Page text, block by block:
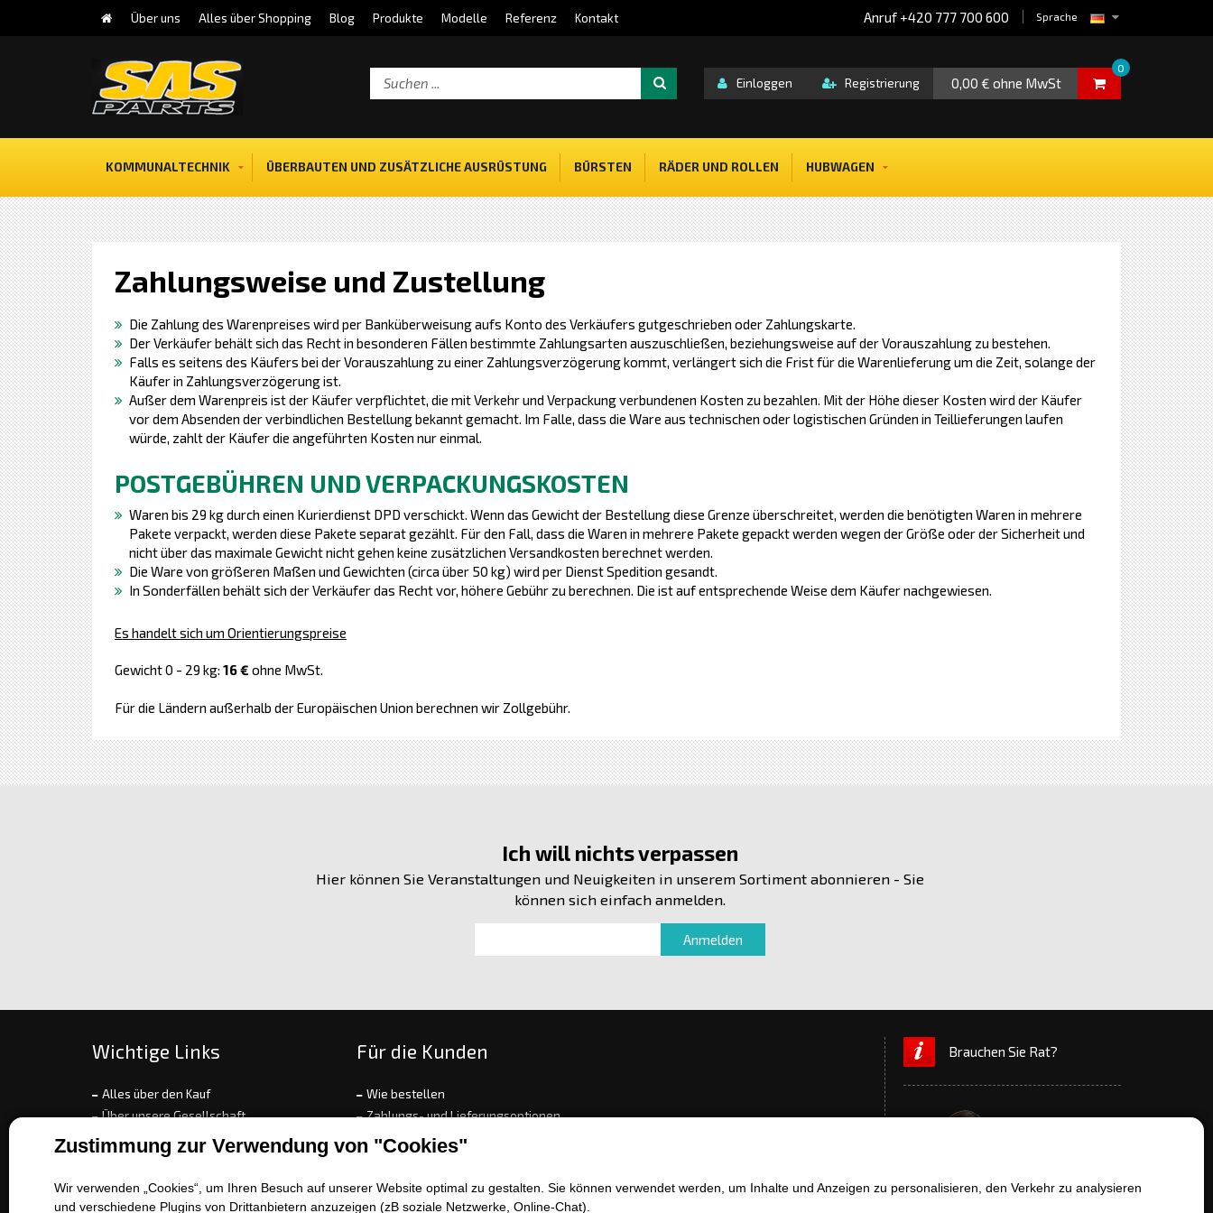
Zustimmung zur Verwendung von "Cookies"
Wir verwenden „Cookies“, um Ihren Besuch auf unserer Website optimal zu gestalten. Sie können verwendet werden, um Inhalte und Anzeigen zu personalisieren, den Verkehr zu analysieren
und verschiedene Plugins von Drittanbietern anzuzeigen (zB soziale Netzwerke, Online-Chat).
Über uns Alles über Shopping Blog Produkte Modelle Referenz Kontakt Sprache
Anruf +420 777 700 600
0,00 € ohne MwSt
0
Einloggen Registrierung
KOMMUNALTECHNIK ÜBERBAUTEN UND ZUSÄTZLICHE AUSRÜSTUNG BÜRSTEN RÄDER UND ROLLEN HUBWAGEN
Zahlungsweise und Zustellung
Die Zahlung des Warenpreises wird per Banküberweisung aufs Konto des Verkäufers gutgeschrieben oder Zahlungskarte.
Der Verkäufer behält sich das Recht in besonderen Fällen bestimmte Zahlungsarten auszuschließen, beziehungsweise auf der Vorauszahlung zu bestehen.
Falls es seitens des Käufers bei der Vorauszahlung zu einer Zahlungsverzögerung kommt, verlängert sich die Frist für die Warenlieferung um die Zeit, solange der
Käufer in Zahlungsverzögerung ist.
Außer dem Warenpreis ist der Käufer verpflichtet, die mit Verkehr und Verpackung verbundenen Kosten zu bezahlen. Mit der Höhe dieser Kosten wird der Käufer
vor dem Absenden der verbindlichen Bestellung bekannt gemacht. Im Falle, dass die Ware aus technischen oder logistischen Gründen in Teillieferungen laufen
würde, zahlt der Käufer die angeführten Kosten nur einmal.
POSTGEBÜHREN UND VERPACKUNGSKOSTEN
Waren bis 29 kg durch einen Kurierdienst DPD verschickt. Wenn das Gewicht der Bestellung diese Grenze überschreitet, werden die benötigten Waren in mehrere
Pakete verpackt, werden diese Pakete separat gezählt. Für den Fall, dass die Waren in mehrere Pakete gepackt werden wegen der Größe oder der Sicherheit und
nicht über das maximale Gewicht nicht gehen keine zusätzlichen Versandkosten berechnet werden.
Die Ware von größeren Maßen und Gewichten (circa über 50 kg) wird per Dienst Spedition gesandt.
In Sonderfällen behält sich der Verkäufer das Recht vor, höhere Gebühr zu berechnen. Die ist auf entsprechende Weise dem Käufer nachgewiesen.
Es handelt sich um Orientierungspreise
Gewicht 0 - 29 kg: 16 € ohne MwSt.
Für die Ländern außerhalb der Europäischen Union berechnen wir Zollgebühr.
Ich will nichts verpassen
Hier können Sie Veranstaltungen und Neuigkeiten in unserem Sortiment abonnieren - Sie
können sich einfach anmelden.
Wichtige Links
Alles über den Kauf
Über unsere Gesellschaft
Verkaufstechniken
Batterieservice
Katalog der Arten von Fahrzeugen
Für die Kunden
Wie bestellen
Zahlungs- und Lieferungsoptionen
Umtausch oder Warenrückgabe
Allgemeine Geschäftsbedingungen
Referenz
Brauchen Sie Rat?